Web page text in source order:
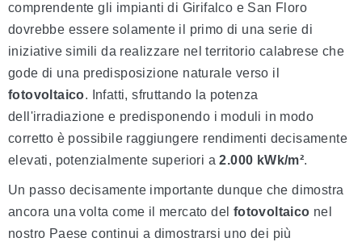
comprendente gli impianti di Girifalco e San Floro
dovrebbe essere solamente il primo di una serie di
iniziative simili da realizzare nel territorio calabrese che
gode di una predisposizione naturale verso il
fotovoltaico. Infatti, sfruttando la potenza
dell'irradiazione e predisponendo i moduli in modo
corretto è possibile raggiungere rendimenti decisamente
elevati, potenzialmente superiori a2.000 kWk/m².
Un passo decisamente importante dunque che dimostra
ancora una volta come il mercato del fotovoltaico nel
nostro Paese continui a dimostrarsi uno dei più